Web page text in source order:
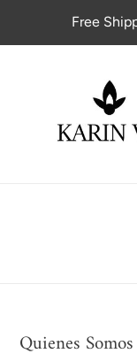
directamente
al
Free
Quienes Somos